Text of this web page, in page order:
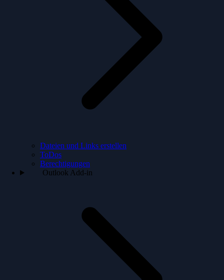
Dateien und Links erstellen
ToDos
Berechtigungen
Outlook Add-in